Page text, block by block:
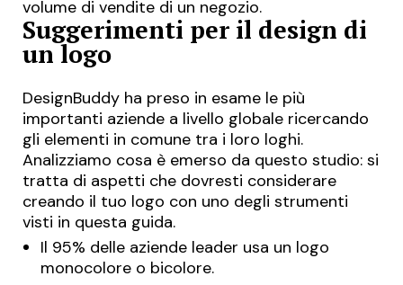
volume di vendite di un negozio.
Suggerimenti per il design di
un logo
DesignBuddy ha preso in esame le più
importanti aziende a livello globale ricercando
gli elementi in comune tra i loro loghi.
Analizziamo cosa è emerso da questo studio: si
tratta di aspetti che dovresti considerare
creando il tuo logo con uno degli strumenti
visti in questa guida.
Il 95% delle aziende leader usa un logo
monocolore o bicolore.